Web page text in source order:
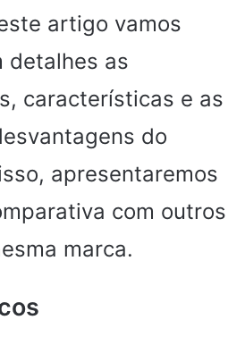
artigo vamos
detalhes as
características e as
do
apresentaremos
com outros
marca.